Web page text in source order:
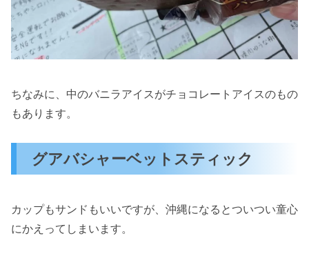
ちなみに、中のバニラアイスがチョコレートアイスのもの
もあります。
グアバシャーベットスティック
カップもサンドもいいですが、沖縄になるとついつい童心
にかえってしまいます。